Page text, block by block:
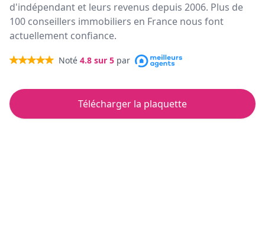
d'indépendant et leurs revenus depuis 2006. Plus de
100 conseillers immobiliers en France nous font
actuellement confiance.
Noté 4.8 sur 5 par
Télécharger la plaquette